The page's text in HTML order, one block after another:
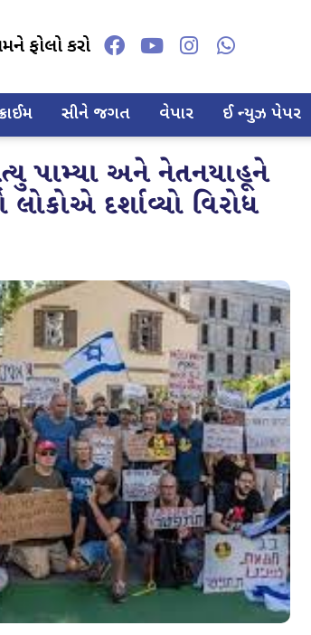
ફોલો કરો
સીને જગત વેપાર ઈ ન્યુઝ પેપર
પામ્યા અને નેતનયાહૂને
દર્શાવ્યો વિરોધ